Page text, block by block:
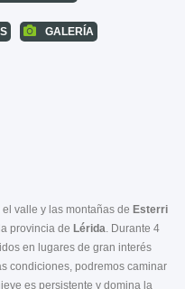
GALERÍA
valle y las montañas de Esterri
provincia de Lérida. Durante 4
en lugares de gran interés
condiciones, podremos caminar
es persistente y domina la